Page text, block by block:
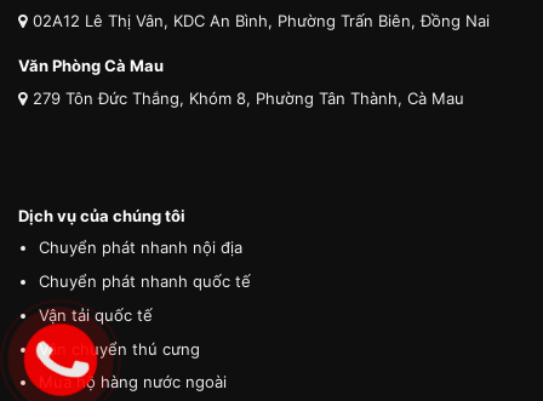
02A12 Lê Thị Vân, KDC An Bình, Phường Trấn Biên, Đồng Nai
Văn Phòng Cà Mau
279 Tôn Đức Thắng, Khóm 8, Phường Tân Thành, Cà Mau
Dịch vụ của chúng tôi
Chuyển phát nhanh nội địa
Chuyển phát nhanh quốc tế
Vận tải quốc tế
Vận chuyển thú cưng
Mua hộ hàng nước ngoài